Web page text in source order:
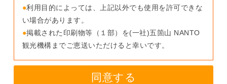
●利用目的によっては、上記以外でも使用を許可できな
い場合があります。
●掲載された印刷物等（１部）を(一社)五箇山 NANTO
観光機構までご恵送いただけると幸いです。
同意する